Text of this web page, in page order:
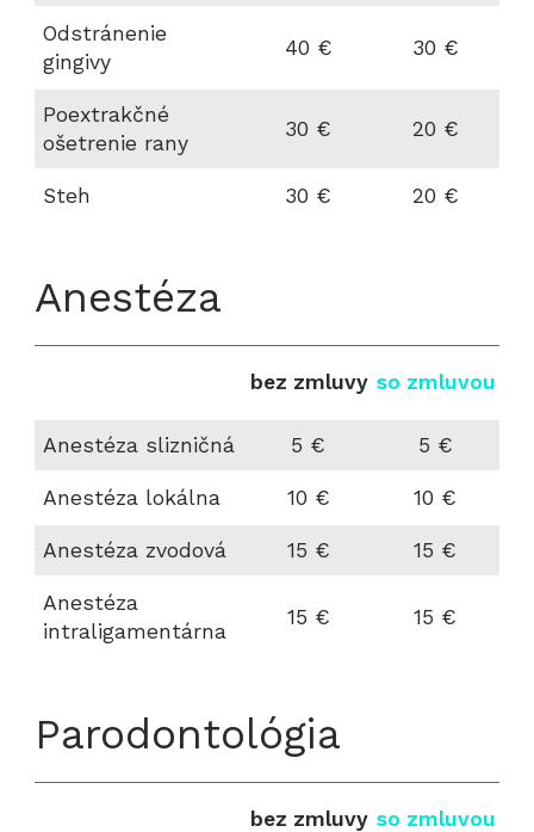
Odstránenie
gingivy
40 € 30 €
Poextrakčné
ošetrenie rany
30 € 20 €
Steh 30 € 20 €
Anestéza
bez zmluvy so zmluvou
Anestéza slizničná 5 € 5 €
Anestéza lokálna 10 € 10 €
Anestéza zvodová 15 € 15 €
Anestéza
intraligamentárna
15 € 15 €
Parodontológia
bez zmluvy so zmluvou